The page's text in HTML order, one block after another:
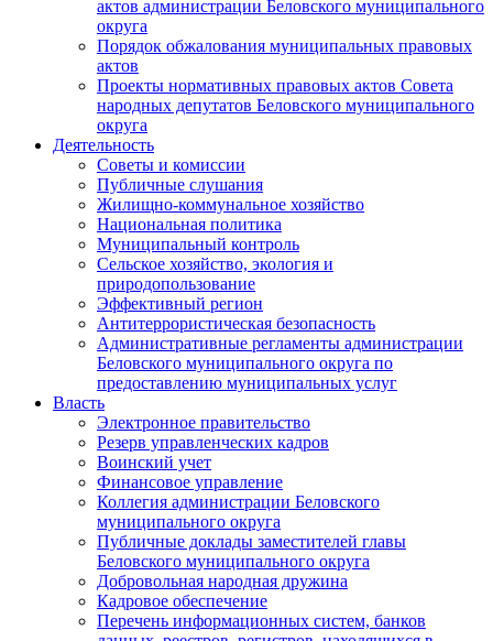
актов администрации Беловского муниципального
округа
Порядок обжалования муниципальных правовых
актов
Проекты нормативных правовых актов Совета
народных депутатов Беловского муниципального
округа
Деятельность
Советы и комиссии
Публичные слушания
Жилищно-коммунальное хозяйство
Национальная политика
Муниципальный контроль
Сельское хозяйство, экология и
природопользование
Эффективный регион
Антитеррористическая безопасность
Административные регламенты администрации
Беловского муниципального округа по
предоставлению муниципальных услуг
Власть
Электронное правительство
Резерв управленческих кадров
Воинский учет
Финансовое управление
Коллегия администрации Беловского
муниципального округа
Публичные доклады заместителей главы
Беловского муниципального округа
Добровольная народная дружина
Кадровое обеспечение
Перечень информационных систем, банков